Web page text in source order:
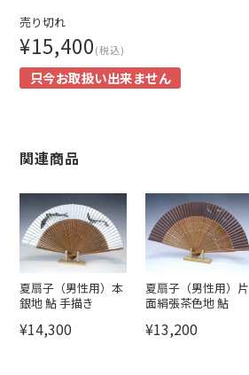
売り切れ
¥15,400(税込)
只今お取扱い出来ません
関連商品
夏扇子（男性用）本
銀地 鮎 手描き
¥14,300
夏扇子（男性用）片
面絹張茶色地 鮎
¥13,200